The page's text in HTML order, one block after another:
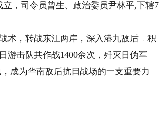
，司令员曾生、政治委员尹林平,下辖7
，转战东江两岸，深入港九敌后，积
游击队共作战1400余次，歼灭日伪军
成为华南敌后抗日战场的一支重要力